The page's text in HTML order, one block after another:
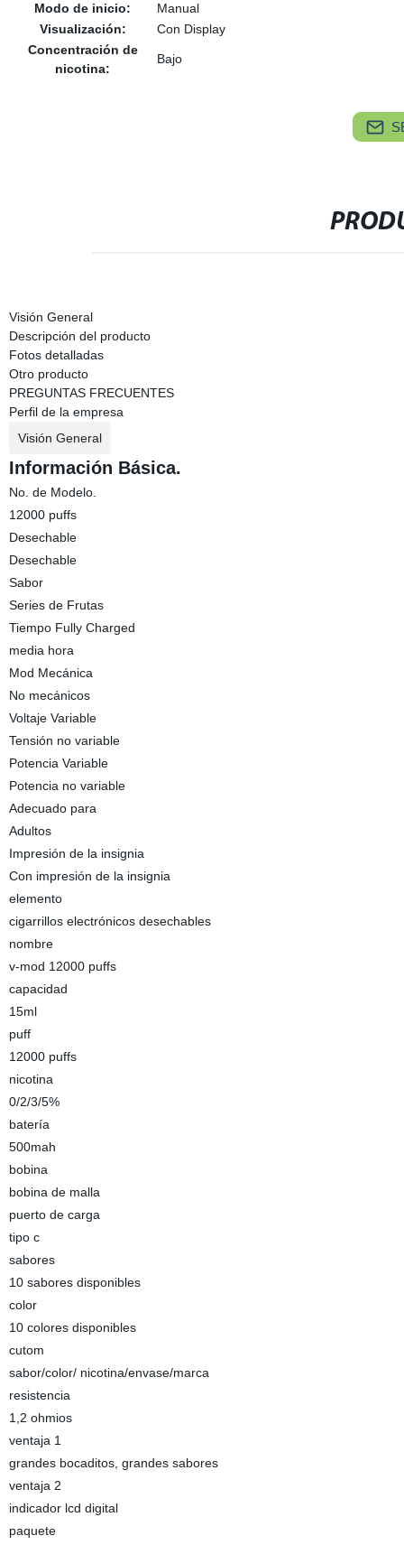
Modo de inicio:
Manual
Visualización:
Con Display
Concentración de
nicotina:
Bajo
Visión General
Descripción del producto
Fotos detalladas
Otro producto
PREGUNTAS FRECUENTES
Perfil de la empresa
Visión General
Información Básica.
No. de Modelo.
12000 puffs
Desechable
Desechable
Sabor
Series de Frutas
Tiempo Fully Charged
media hora
Mod Mecánica
No mecánicos
Voltaje Variable
Tensión no variable
Potencia Variable
Potencia no variable
Adecuado para
Adultos
Impresión de la insignia
Con impresión de la insignia
elemento
cigarrillos electrónicos desechables
nombre
v-mod 12000 puffs
capacidad
15ml
puff
12000 puffs
nicotina
0/2/3/5%
batería
500mah
bobina
bobina de malla
puerto de carga
tipo c
sabores
10 sabores disponibles
color
10 colores disponibles
cutom
sabor/color/ nicotina/envase/marca
resistencia
1,2 ohmios
ventaja 1
grandes bocaditos, grandes sabores
ventaja 2
indicador lcd digital
paquete